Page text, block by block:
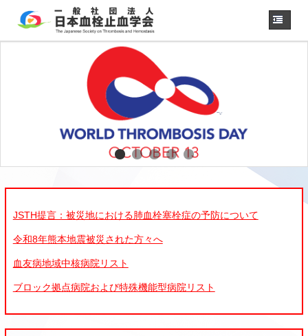
・理事長挨拶
認定医制度
学術集会
会員専用
事務手続き（入退会・変更）
リンク
JSTH提言：被災地における肺血栓塞栓症の予防について
令和8年熊本地震被災された方々へ
血友病地域中核病院リスト
ブロック拠点病院および特殊機能型病院リスト